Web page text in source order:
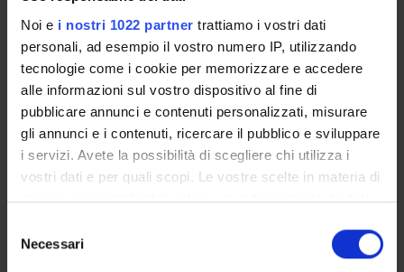
Noi e i nostri 1022 partner trattiamo i vostri dati
personali, ad esempio il vostro numero IP, utilizzando
tecnologie come i cookie per memorizzare e accedere
alle informazioni sul vostro dispositivo al fine di
pubblicare annunci e contenuti personalizzati, misurare
gli annunci e i contenuti, ricercare il pubblico e sviluppare
i servizi. Avete la possibilità di scegliere chi utilizza i
vostri dati e per quali scopi. Le vostre scelte in materia di
privacy sono applicabili solo su questa proprietà digitale
modificare o revocare il proprio consenso in qualsiasi
momento dalla Dichiarazione sui cookie o facendo clic
delNecessari
GOVERNANCE
COMMISSIONI
UFFICI E STRUTTURE DI SERVIZIO
SERVIZI DI SEGRETERIA STUDENTI
STRUTTURE DEL DIPARTIMENTO